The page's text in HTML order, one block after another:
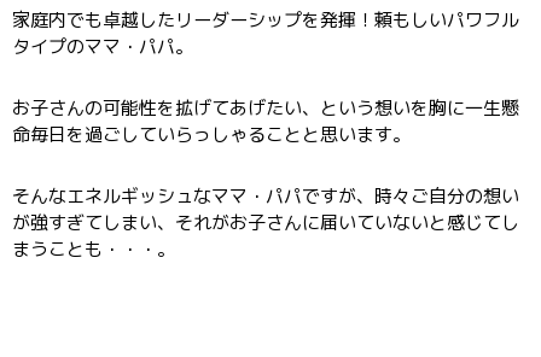
家庭内でも卓越したリーダーシップを発揮！頼もしいパワフル
タイプのママ・パパ。
お子さんの可能性を拡げてあげたい、という想いを胸に一生懸
命毎日を過ごしていらっしゃることと思います。
そんなエネルギッシュなママ・パパですが、時々ご自分の想い
が強すぎてしまい、それがお子さんに届いていないと感じてし
まうことも・・・。